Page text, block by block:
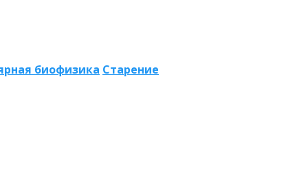
биофизика Старение